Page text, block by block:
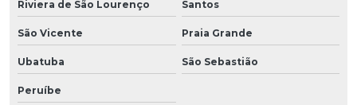
Riviera de São Lourenço Santos
São Vicente Praia Grande
Ubatuba São Sebastião
Peruíbe